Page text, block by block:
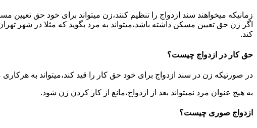
زمانیکه میخواهند سند ازدواج را تنظیم کنند،زن میتواند برای خود حق تعیین
اگر زن حق تعیین مسکن داشته باشد،میتواند به مرد بگوید که مثلا در شهر
کند.
حق کار در ازدواج چیست؟
در صورتیکه زن در سند ازدواج برای خود حق کار را قید کند،میتواند به هرکاری
به هیچ عنوان مرد نمیتواند بعد از ازدواج،مانع از کار کردن زن شود.
ازدواج صوری چیست؟